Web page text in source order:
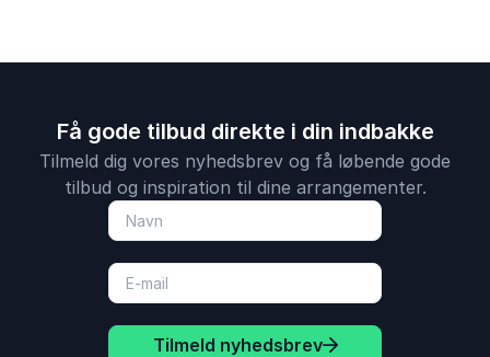
Få gode tilbud direkte i din indbakke
Tilmeld dig vores nyhedsbrev og få løbende gode
tilbud og inspiration til dine arrangementer.
Tilmeld nyhedsbrev